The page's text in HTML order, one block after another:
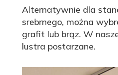
Alternatywnie dla
srebrnego, można
grafit lub brąz. W
lustra postarzane.